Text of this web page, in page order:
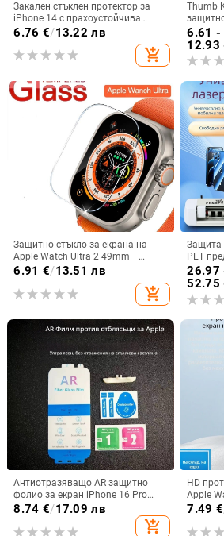
Закален стъклен протектор за
iPhone 14 с прахоустойчива
мрежа, HD защита на
поверителността и пълен екран
за iPhone 12 Pro Max
6.76 €/13.22 лв
add_shopping_cart
Thumb
Max
6.61 -
12.93
Защитно стъкло за екрана на
Apple Watch Ultra 2 49mm –
закалено стъкло, предна
филмова защита, пълен екран,
висока резолюция,
6.91 €/13.51 лв
add_shopping_cart
Защита
PET
26.97
52.75
Антиотразяващо AR защитно
фолио за екран iPhone 16 Pro
Max
8.74 €/17.09 лв
add_shopping_cart
HD
Apple
7.49 €